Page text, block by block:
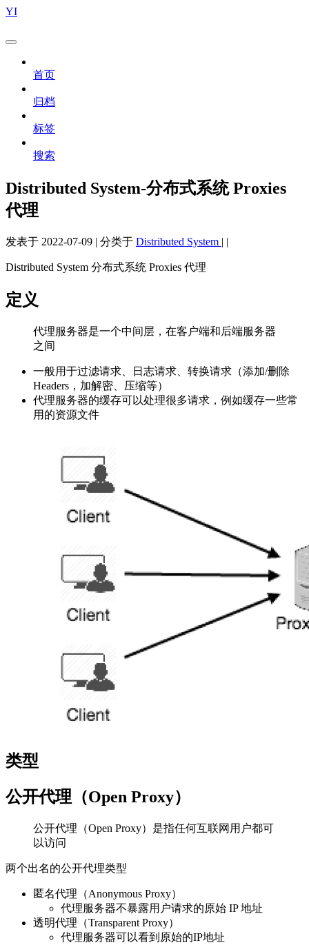
YI
首页
归档
标签
搜索
Distributed System-分布式系统 Proxies
代理
发表于 2022-07-09 | 分类于 Distributed System | |
Distributed System 分布式系统 Proxies 代理
定义
代理服务器是一个中间层，在客户端和后端服务器
之间
一般用于过滤请求、日志请求、转换请求（添加/删除
Headers，加解密、压缩等）
代理服务器的缓存可以处理很多请求，例如缓存一些常
用的资源文件
类型
公开代理（Open Proxy）
公开代理（Open Proxy）是指任何互联网用户都可
以访问
两个出名的公开代理类型
匿名代理（Anonymous Proxy）
代理服务器不暴露用户请求的原始 IP 地址
透明代理（Transparent Proxy）
代理服务器可以看到原始的IP地址